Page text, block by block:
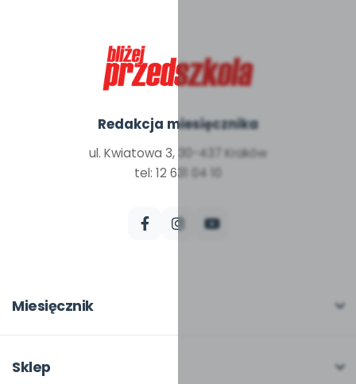
Redakcja miesięcznika
ul. Kwiatowa 3, 30-437 Kraków
tel: 12 631 04 10
Miesięcznik
W numerze
Sklep